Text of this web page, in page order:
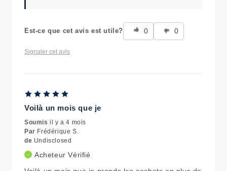
Est-ce que cet avis est utile? 0 0
Signaler cet avis
Voilà un mois que je
Soumisil y a 4 mois
Par Frédérique S.
de Undisclosed
Acheteur Vérifié